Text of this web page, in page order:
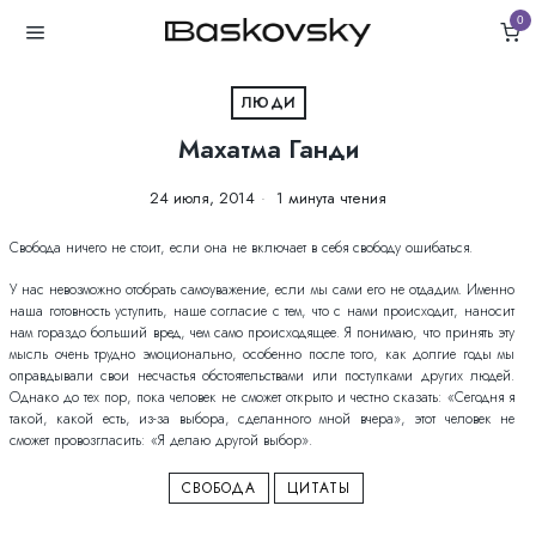
0
ЛЮДИ
Махатма Ганди
24 июля, 2014 1 минута чтения
Свобода ничего не стоит, если она не включает в себя свободу ошибаться.
У нас невозможно отобрать самоуважение, если мы сами его не отдадим. Именно
наша готовность уступить, наше согласие с тем, что с нами происходит, наносит
нам гораздо больший вред, чем само происходящее. Я понимаю, что принять эту
мысль очень трудно эмоционально, особенно после того, как долгие годы мы
оправдывали свои несчастья обстоятельствами или поступками других людей.
Однако до тех пор, пока человек не сможет открыто и честно сказать: «Сегодня я
такой, какой есть, из-за выбора, сделанного мной вчера», этот человек не
сможет провозгласить: «Я делаю другой выбор».
СВОБОДА ЦИТАТЫ